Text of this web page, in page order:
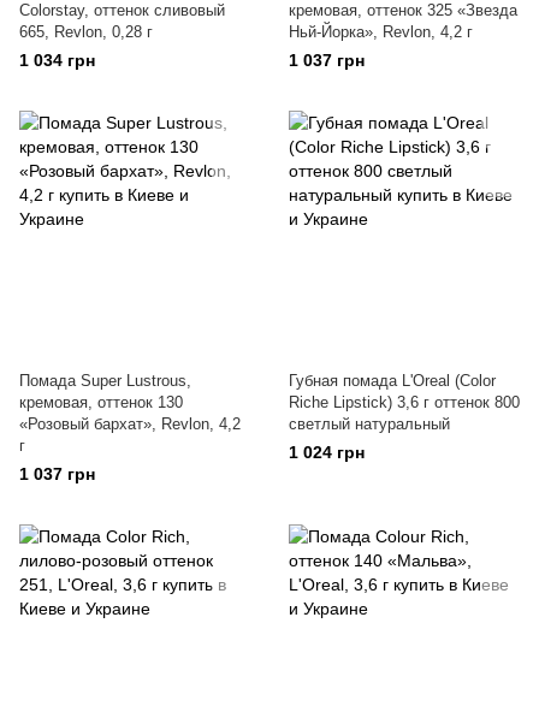
Colorstay, оттенок сливовый
665, Revlon, 0,28 г
1 034 грн
кремовая, оттенок 325 «Звезда
Ньй-Йорка», Revlon, 4,2 г
1 037 грн
Помада Super Lustrous,
кремовая, оттенок 130
«Розовый бархат», Revlon, 4,2
г
1 037 грн
Губная помада L'Oreal (Color
Riche Lipstick) 3,6 г оттенок 800
светлый натуральный
1 024 грн